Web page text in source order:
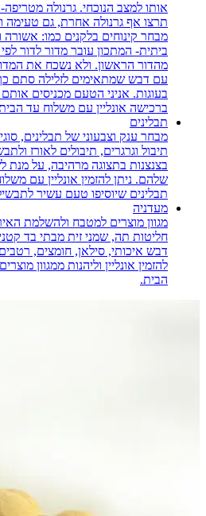
אותו למצב הנוכחי. גרנולה
תרצו אף גרנולה אחרת, גם טעימה
מבחר קינוחים בלקנים כמו: אשורה
ביתית- המתכון עובר מדור לדור
מהדור הראשון. ולא נשכח את
עם דבש שמתאימים לזלילה סתם
בעוגות. אניני הטעם מכניסים אותם
ברכישה אונליין עם משלוח עד
תבלינים
מבחר ענק וצבעוני של תבלינים,
תיבול וגרגרים, תיבולים לאורז
בצנצנות בתצוגה מרהיבה, על מנת
שלהם. ניתן להזמין אונליין עם
תבלינים שיוסיפו טעם עשיר
מעדניה
מגוון מוצרים למטבח ולהשלמת
חליטות תה, שמני זית מבתי בד
דבש איכותי, סילאן, חומצים,
להזמין אונליין וליהנות ממגוון
הבית.